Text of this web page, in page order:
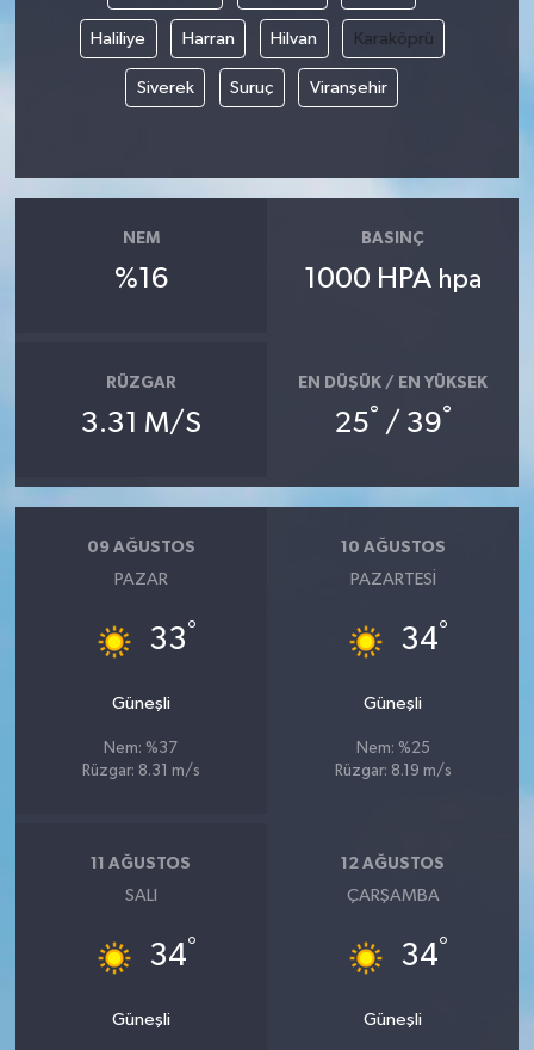
Haliliye Harran Hilvan Karaköprü
Siverek Suruç Viranşehir
NEM
%16
BASINÇ
1000 HPA hpa
RÜZGAR
3.31 M/S
EN DÜŞÜK / EN YÜKSEK
25° / 39°
09 AĞUSTOS
PAZAR
33°
Güneşli
Nem: %37
Rüzgar: 8.31 m/s
10 AĞUSTOS
PAZARTESI
34°
Güneşli
Nem: %25
Rüzgar: 8.19 m/s
11 AĞUSTOS
SALI
34°
Güneşli
12 AĞUSTOS
ÇARŞAMBA
34°
Güneşli